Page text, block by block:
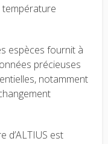
espèces fournit à
précieuses
notamment
d’ALTIUS est